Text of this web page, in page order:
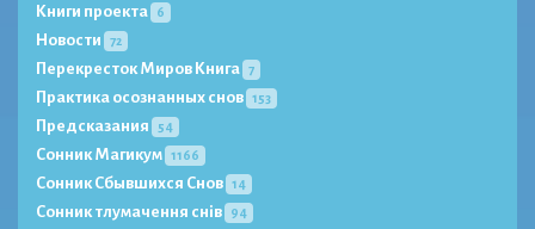
Книги проекта 6
Новости 72
Перекресток Миров Книга 7
Практика осознанных снов 153
Предсказания 54
Сонник Магикум 1166
Сонник Сбывшихся Снов 14
Сонник тлумачення снів 94